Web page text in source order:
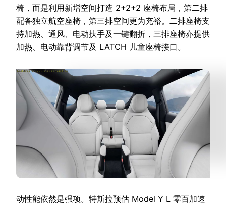
椅，而是利用新增空间打造 2+2+2 座椅布局，第二排
配备独立航空座椅，第三排空间更为充裕。二排座椅支
持加热、通风、电动扶手及一键翻折，三排座椅亦提供
加热、电动靠背调节及 LATCH 儿童座椅接口。
动性能依然是强项。特斯拉预估 Model Y L 零百加速